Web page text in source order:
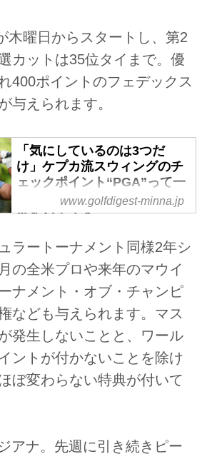
木曜日からスタートし、第2
カットは35位タイまで。優
400ポイントのフェデックス
与えられます。
「気にしているのは3つだ
け」ケプカ流スウィングのチ
ェックポイント“PGA”って一
体なんだ!? - みんなのゴルフ
ダイジェスト
か使ってない
PGAツアーの最高峰の試合である
「ザ・プレーヤーズ選手権」では
大会前に公式記者会見がメディア
センターで行われます。昨年全米
オープンと全米プロのダブルメジ
ャー制覇を果たし年末の世界ラン
クで1位に輝いたブルックス・ケ
プカも、もちろん記者会見に呼ば
の!?」と驚くような発言をしたの
www.golfdigest-minna.jp
ラートーナメント同様2年シ
の全米プロや来年のマウイ
ナメント・オブ・チャンピ
なども与えられます。マス
発生しないことと、ワール
ントが付かないことを除け
ぼ変わらない特典が付いて
アナ。先週に引き続きピー